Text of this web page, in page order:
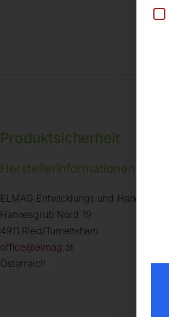
Produktsicherheit
Herstellerinformationen
ELMAG Entwicklungs und Handels
Hannesgrub Nord 19
4911 Ried/Tumeltsham
office@elmag.at
Österreich